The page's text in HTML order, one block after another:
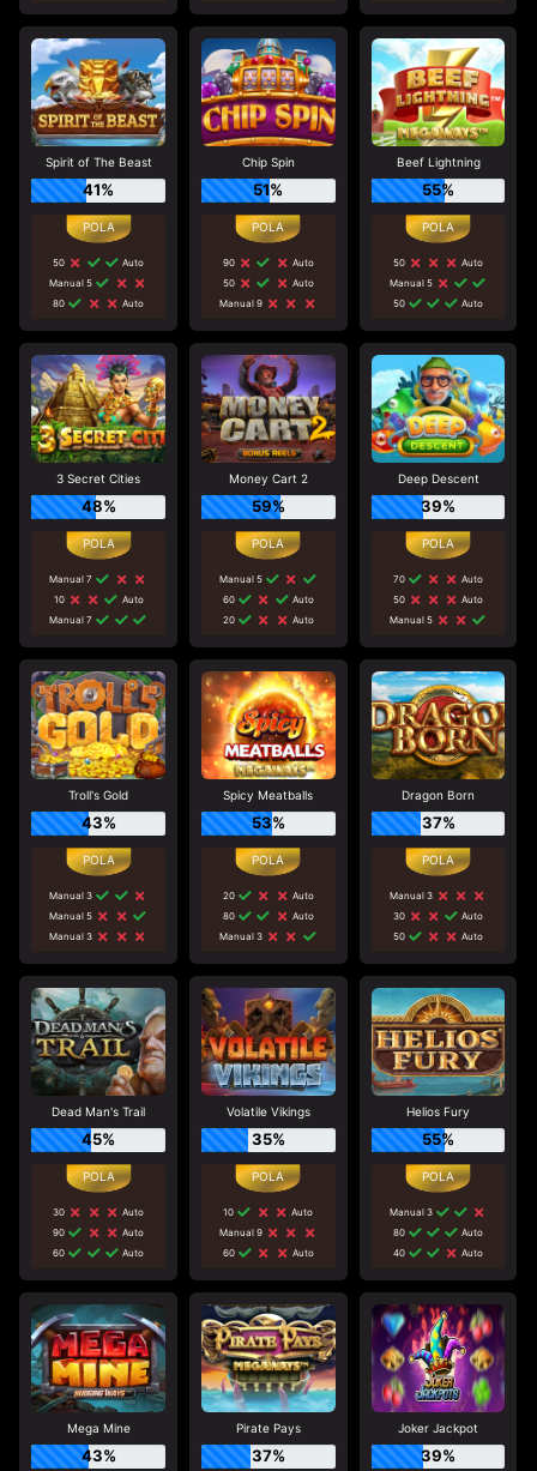
Spirit of The Beast
41%
50
Auto
Manual 5
80
Auto
Chip Spin
51%
90
Auto
50
Auto
Manual 9
Beef Lightning
55%
50
Auto
Manual 5
50
Auto
3 Secret Cities
48%
Manual 7
10
Auto
Manual 7
Money Cart 2
59%
Manual 5
60
Auto
20
Auto
Deep Descent
39%
70
Auto
50
Auto
Manual 5
Troll's Gold
43%
Manual 3
Manual 5
Manual 3
Spicy Meatballs
53%
20
Auto
80
Auto
Manual 3
Dragon Born
37%
Manual 3
30
Auto
50
Auto
Dead Man's Trail
45%
30
Auto
90
Auto
60
Auto
Volatile Vikings
35%
10
Auto
Manual 9
60
Auto
Helios Fury
55%
Manual 3
80
Auto
40
Auto
Mega Mine
43%
Pirate Pays
37%
Joker Jackpot
39%